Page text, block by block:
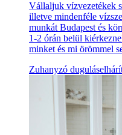
Vállaljuk vízvezetékek
illetve mindenféle
munkát Budapest és
1-2 órán belül
minket és mi örömmel
Zuhanyzó